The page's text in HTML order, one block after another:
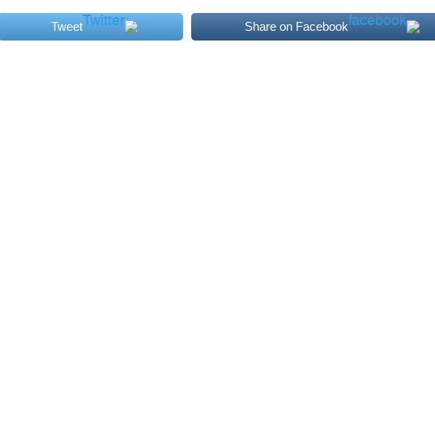
Share on Facebook
Tweet